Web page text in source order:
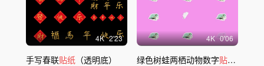
4K 2'23
手写春联贴纸 （透明底）
4K 0'06
绿色树蛙两栖动物数字贴纸